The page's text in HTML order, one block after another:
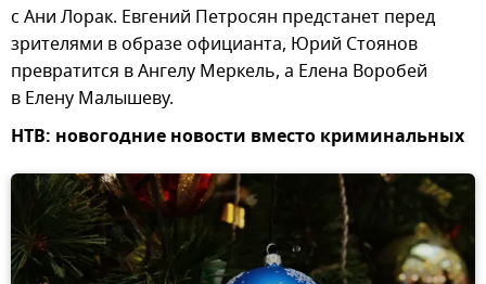
с Ани Лорак. Евгений Петросян предстанет перед
зрителями в образе официанта, Юрий Стоянов
превратится в Ангелу Меркель, а Елена Воробей
в Елену Малышеву.
НТВ: новогодние новости вместо криминальных